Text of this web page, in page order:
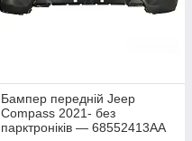
Бампер передній Jeep
Compass 2021- без
парктроніків — 68552413AA